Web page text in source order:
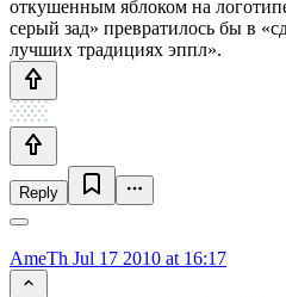
откушенным яблоком на
серый зад» превратилось бы в
лучших традициях эппл».
Reply
AmeTh Jul 17 2010 at 16:17